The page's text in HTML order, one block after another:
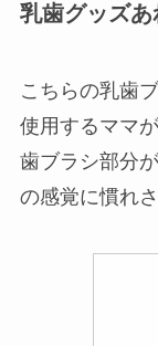
乳歯グッズあ
こちらの乳歯
使用するママ
歯ブラシ部分
の感覚に慣れ